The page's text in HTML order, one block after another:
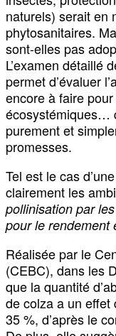
naturels) serait en
phytosanitaires.
sont-elles pas
L’examen détaillé
permet d’évaluer
encore à faire
écosystémiques…
purement et
promesses.
Tel est le cas
clairement les
pollinisation par
pour le rendement
Réalisée par le
(CEBC), dans les
que la quantité
de colza a un effet
35 %, d’après le